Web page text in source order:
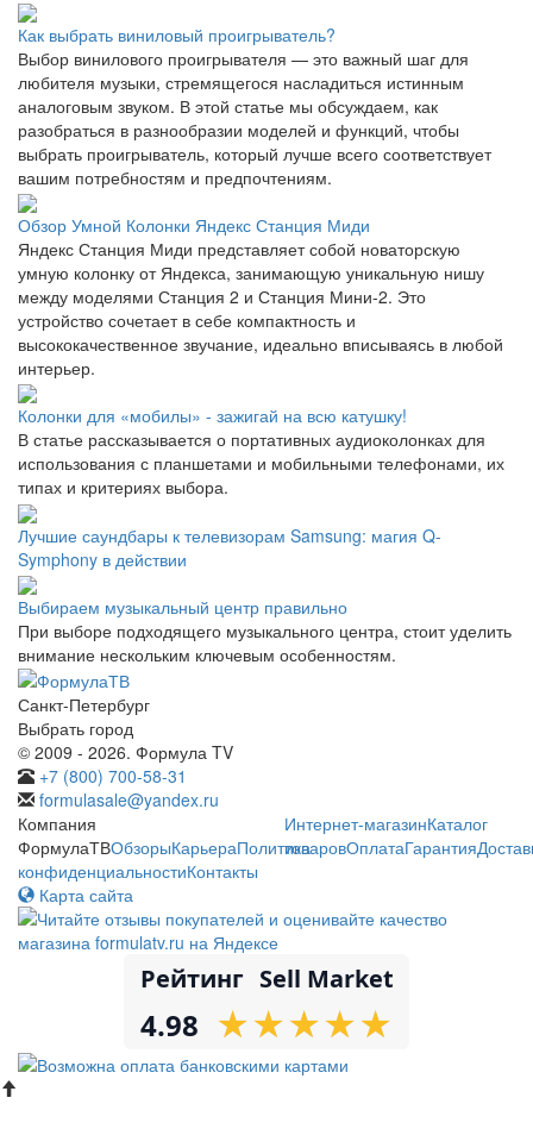
Как выбрать виниловый проигрыватель?
Выбор винилового проигрывателя — это важный шаг для
любителя музыки, стремящегося насладиться истинным
аналоговым звуком. В этой статье мы обсуждаем, как
разобраться в разнообразии моделей и функций, чтобы
выбрать проигрыватель, который лучше всего соответствует
вашим потребностям и предпочтениям.
Обзор Умной Колонки Яндекс Станция Миди
Яндекс Станция Миди представляет собой новаторскую
умную колонку от Яндекса, занимающую уникальную нишу
между моделями Станция 2 и Станция Мини-2. Это
устройство сочетает в себе компактность и
высококачественное звучание, идеально вписываясь в любой
интерьер.
Колонки для «мобилы» - зажигай на всю катушку!
В статье рассказывается о портативных аудиоколонках для
использования с планшетами и мобильными телефонами, их
типах и критериях выбора.
Лучшие саундбары к телевизорам Samsung: магия Q-
Symphony в действии
Выбираем музыкальный центр правильно
При выборе подходящего музыкального центра, стоит уделить
внимание нескольким ключевым особенностям.
Санкт-Петербург
Выбрать город
© 2009 - 2026. Формула TV
+7 (800) 700-58-31
formulasale@yandex.ru
Компания
ФормулаТВОбзорыКарьераПолитика
конфиденциальностиКонтакты
Интернет-магазинКаталог
товаровОплатаГарантия
Карта сайта
Рейтинг Sell Market
4.98 ★
★★
★★
★★
★★
★